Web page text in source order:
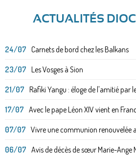
ACTUALITÉS
24/07 Carnets de bord chez les Balkans
23/07 Les Vosges à Sion
21/07 Rafiki Yangu : éloge de l'amitié par le
17/07 Avec le pape Léon XIV vient en
07/07 Vivre une communion renouvelée
06/07 Avis de décès de sœur Marie-Ange